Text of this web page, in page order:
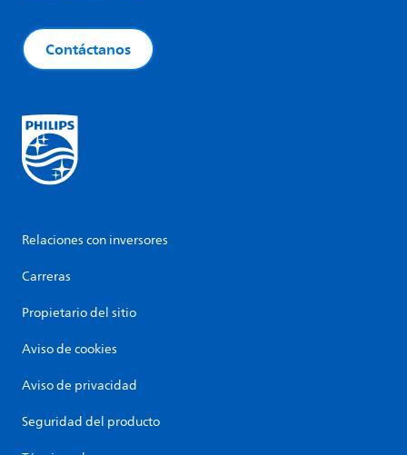
Contáctanos
Relaciones con inversores
Carreras
Propietario del sitio
Aviso de cookies
Aviso de privacidad
Seguridad del producto